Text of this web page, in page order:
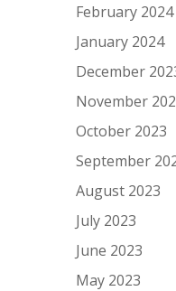
February 2024
January 2024
December
November
October 2023
September
August 2023
July 2023
June 2023
May 2023